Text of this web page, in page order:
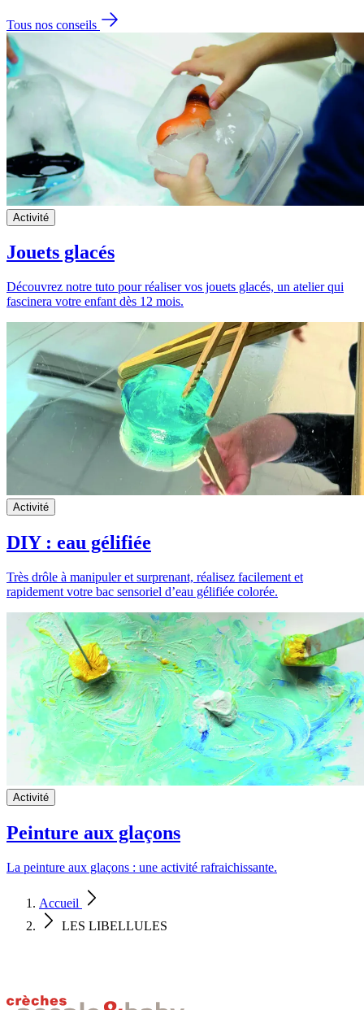
Tous nos conseils
Activité
Jouets glacés
Découvrez notre tuto pour réaliser vos jouets glacés, un atelier qui
fascinera votre enfant dès 12 mois.
Activité
DIY : eau gélifiée
Très drôle à manipuler et surprenant, réalisez facilement et
rapidement votre bac sensoriel d’eau gélifiée colorée.
Activité
Peinture aux glaçons
La peinture aux glaçons : une activité rafraichissante.
Accueil
LES LIBELLULES